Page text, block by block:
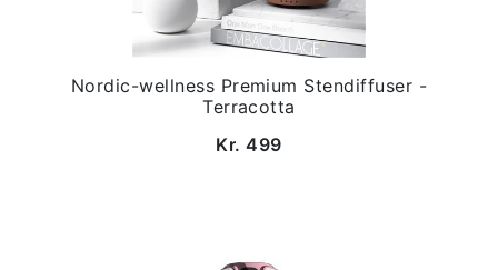
Nordic-wellness Premium Stendiffuser -
Terracotta
Kr. 499